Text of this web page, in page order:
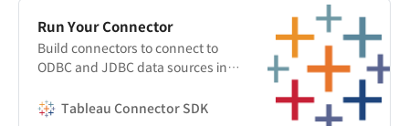
Run Your Connector
Build connectors to connect to
ODBC and JDBC data sources in
Tableau Connector SDK